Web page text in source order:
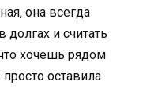
она всегда
долгах и считать
хочешь рядом
оставила